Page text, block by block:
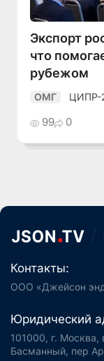
Экспорт
что
рубежом
ОМГ ЦИПР-
99 0
Контакты:
ООО «Джейсон энд
Юридический
101000, г. Москва,
Басманный, пер